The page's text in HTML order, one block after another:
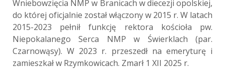
Wniebowzięcia NMP w Branicach w diecezji opolskiej,
do której oficjalnie został włączony w 2015 r. W latach
2015-2023 pełnił funkcję rektora kościoła pw.
Niepokalanego Serca NMP w Świerklach (par.
Czarnowąsy). W 2023 r. przeszedł na emeryturę i
zamieszkał w Rzymkowicach. Zmarł 1 XII 2025 r.